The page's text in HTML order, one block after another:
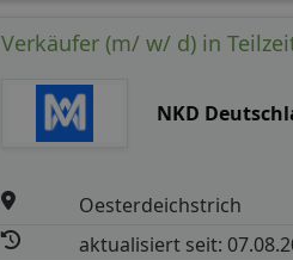
Verkäufer (m/ w/ d) in
NKD
Oesterdeichstrich
aktualisiert seit: